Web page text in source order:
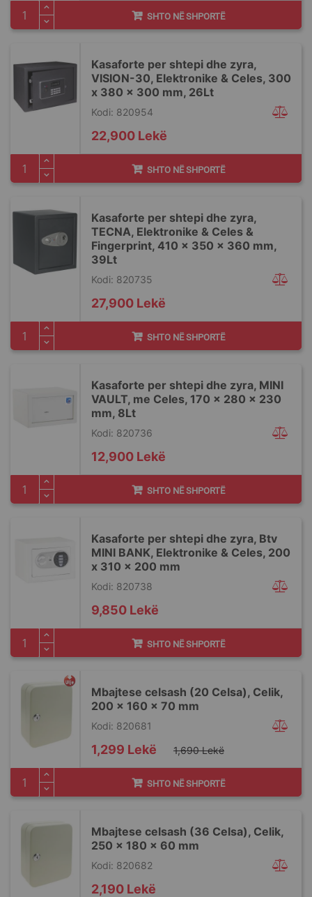
SHTO NË SHPORTË
Kasaforte per shtepi dhe zyra,
VISION-30, Elektronike & Celes, 300
x 380 x 300 mm, 26Lt
Kodi: 820954
22,900 Lekë
SHTO NË SHPORTË
Kasaforte per shtepi dhe zyra,
TECNA, Elektronike & Celes &
Fingerprint, 410 x 350 x 360 mm,
39Lt
Kodi: 820735
27,900 Lekë
SHTO NË SHPORTË
Kasaforte per shtepi dhe zyra, MINI
VAULT, me Celes, 170 x 280 x 230
mm, 8Lt
Kodi: 820736
12,900 Lekë
SHTO NË SHPORTË
Kasaforte per shtepi dhe zyra, Btv
MINI BANK, Elektronike & Celes, 200
x 310 x 200 mm
Kodi: 820738
9,850 Lekë
SHTO NË SHPORTË
Mbajtese celsash (20 Celsa), Celik,
200 x 160 x 70 mm
Kodi: 820681
Special
Price
1,299 Lekë 1,690 Lekë
SHTO NË SHPORTË
Mbajtese celsash (36 Celsa), Celik,
250 x 180 x 60 mm
Kodi: 820682
2,190 Lekë